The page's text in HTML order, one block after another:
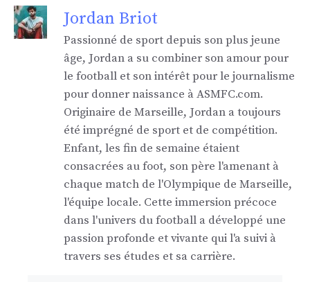
Jordan Briot
Passionné de sport depuis son plus jeune
âge, Jordan a su combiner son amour pour
le football et son intérêt pour le journalisme
pour donner naissance à ASMFC.com.
Originaire de Marseille, Jordan a toujours
été imprégné de sport et de compétition.
Enfant, les fin de semaine étaient
consacrées au foot, son père l'amenant à
chaque match de l'Olympique de Marseille,
l'équipe locale. Cette immersion précoce
dans l'univers du football a développé une
passion profonde et vivante qui l'a suivi à
travers ses études et sa carrière.